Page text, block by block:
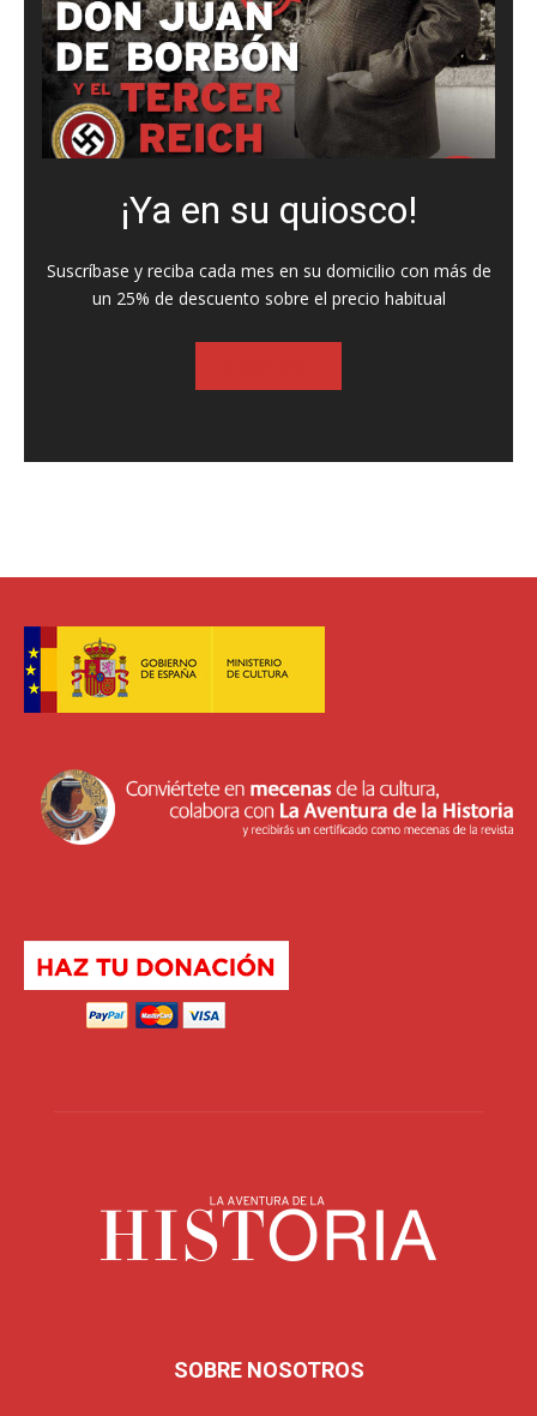
¡Ya en su quiosco!
Suscríbase y reciba cada mes en su domicilio con más de
un 25% de descuento sobre el precio habitual
SOBRE NOSOTROS